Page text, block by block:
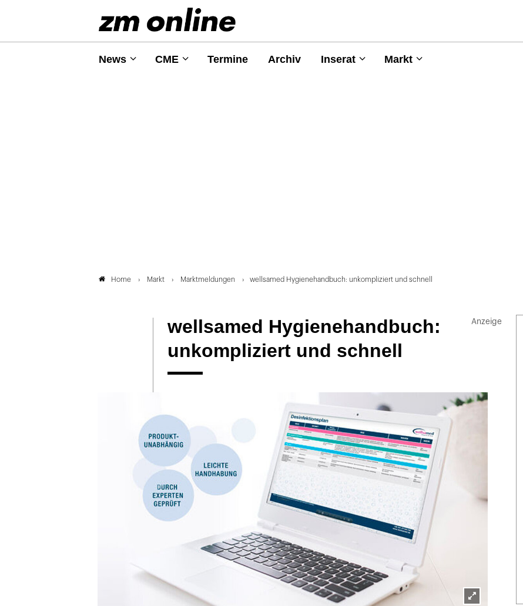
News CME Termine Archiv Inserat Markt
Home Markt Marktmeldungen wellsamed Hygienehandbuch: unkompliziert und schnell
wellsamed Hygienehandbuch:
unkompliziert und schnell